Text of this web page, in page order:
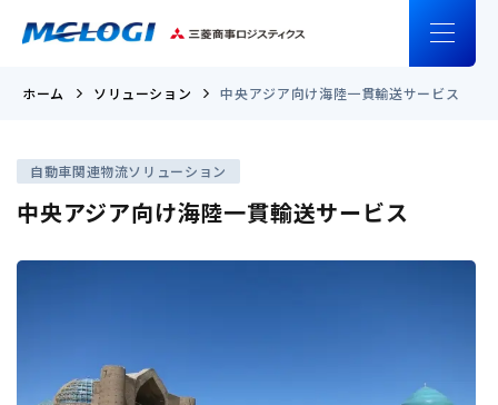
ホーム ソリューション 中央アジア向け海陸一貫輸送サービス
自動車関連物流ソリューション
中央アジア向け海陸一貫輸送サービス